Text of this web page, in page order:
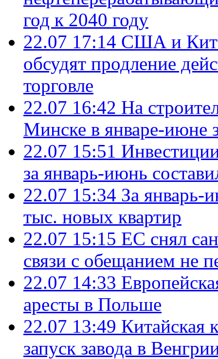
год к 2040 году
22.07 17:14 США и
обсудят продление
торговле
22.07 16:42 На
Минске в январе-июне
22.07 15:51
за январь-июнь
22.07 15:34 За январь-
тыс. новых квартир
22.07 15:15 ЕС снял
связи с обещанием не
22.07 14:33
аресты в Польше
22.07 13:49 Китайская
запуск завода в